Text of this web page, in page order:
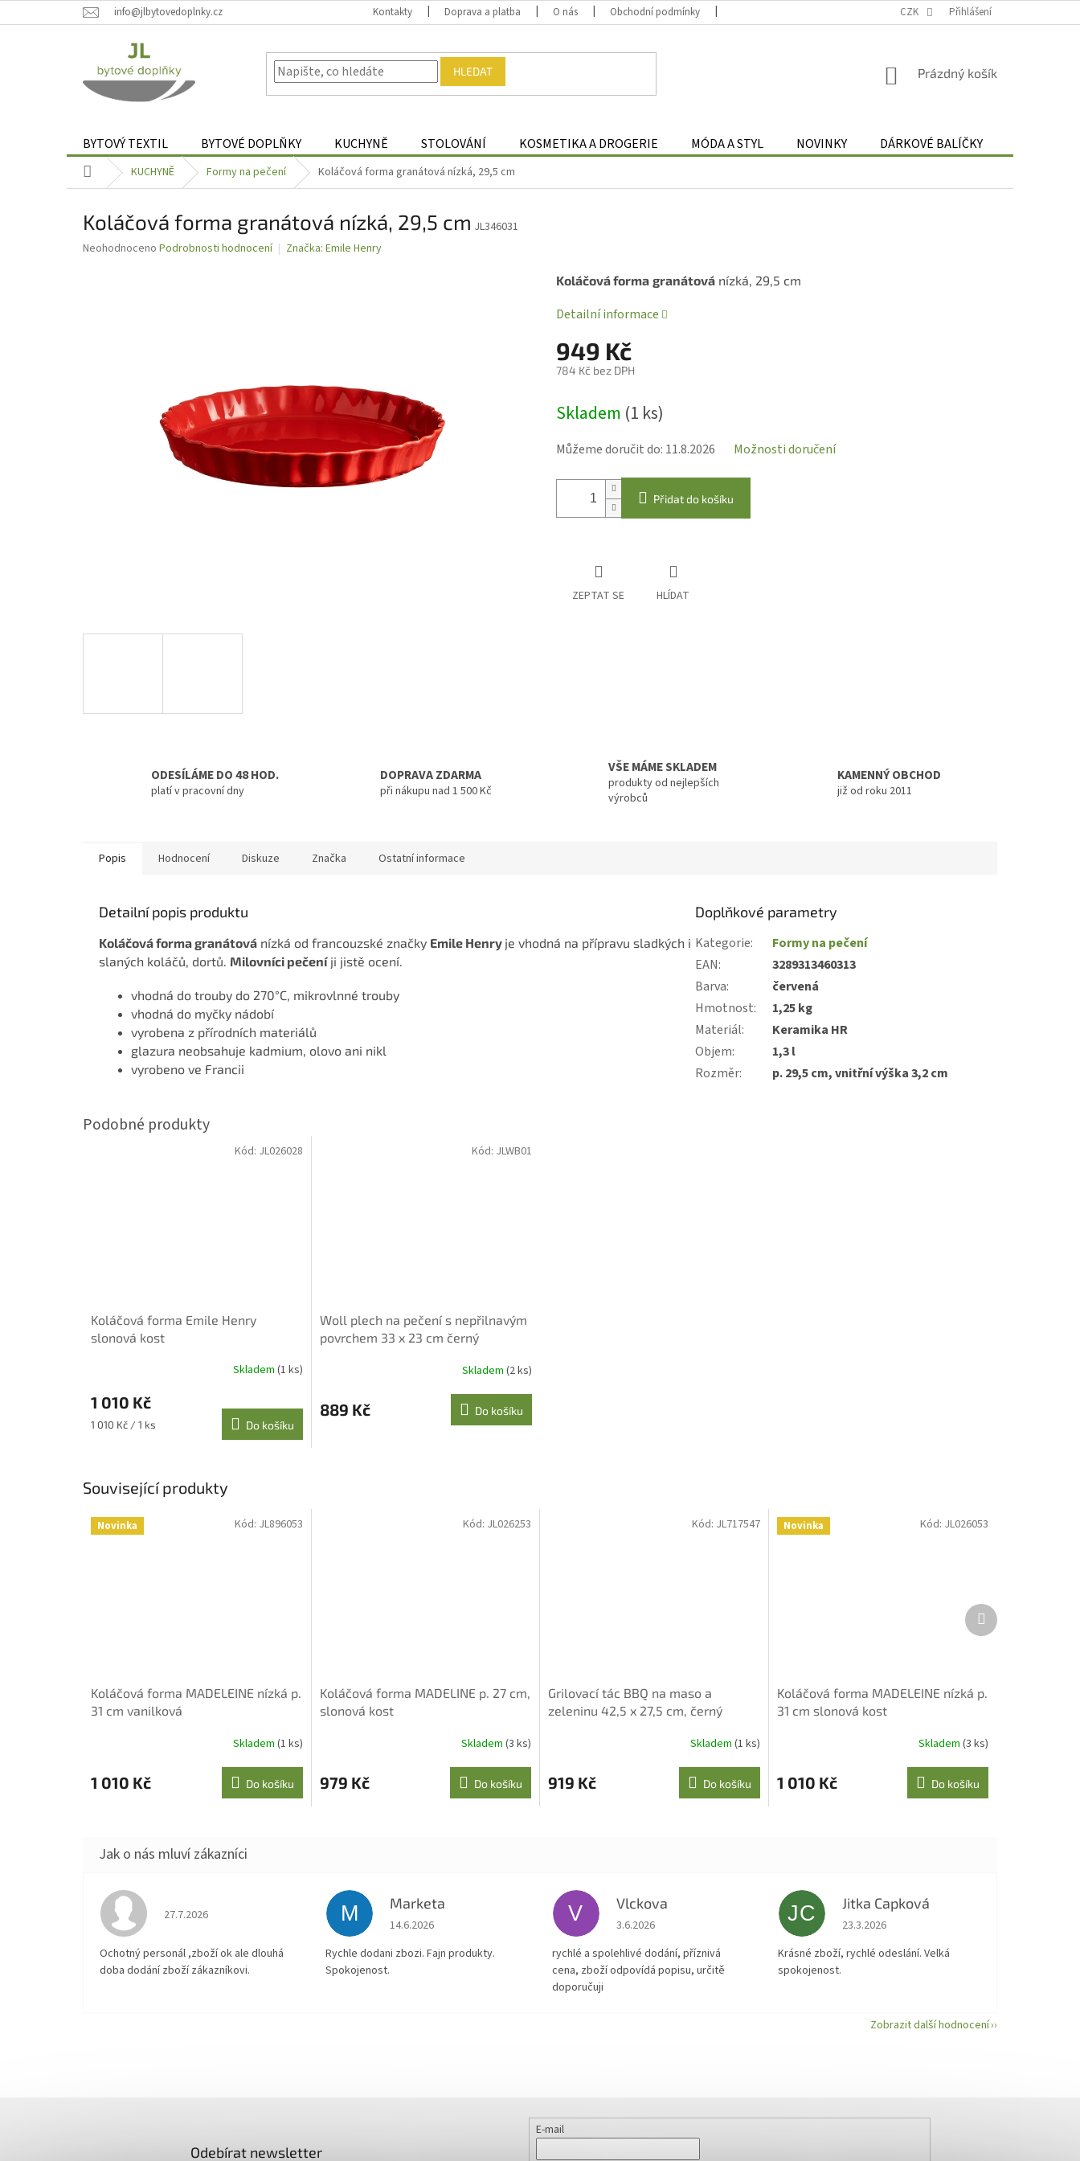
na
info@jlbytovedoplnky.cz Kontakty Doprava a platba O nás Obchodní podmínky Odstoupení od smlouvy
CZK Přihlášení
HLEDAT
NÁKUPNÍ
Prázdný košík
BYTOVÝ TEXTIL BYTOVÉ DOPLŇKY KUCHYNĚ STOLOVÁNÍ KOSMETIKA A DROGERIE MÓDA A STYL NOVINKY DÁRKOVÉ BALÍČKY
Domů KUCHYNĚ Formy na pečení Koláčová forma granátová nízká, 29,5 cm
Koláčová forma granátová nízká, 29,5 cm JL346031
Průměrné
Neohodnoceno Podrobnosti hodnocení Značka: Emile Henry
949 Kč
784 Kč bez DPH
cena:
Skladem (1 ks)
Můžeme doručit do: 11.8.2026 Možnosti doručení
Přidat do košíku
Koláčová forma granátová nízká, 29,5 cm
Detailní informace
ZEPTAT SE HLÍDAT
ODESÍLÁME DO 48 HOD.
platí v pracovní dny
DOPRAVA ZDARMA
při nákupu nad 1 500 Kč
VŠE MÁME SKLADEM
produkty od nejlepších
výrobců
KAMENNÝ OBCHOD
již od roku 2011
Popis Hodnocení Diskuze Značka Ostatní informace
Detailní popis produktu
Koláčová forma granátová nízká od francouzské značky Emile Henry je vhodná na přípravu sladkých i
slaných koláčů, dortů. Milovníci pečeníji jistě ocení.
vhodná do trouby do 270°C, mikrovlnné trouby
vhodná do myčky nádobí
vyrobena z přírodních materiálů
glazura neobsahuje kadmium, olovo ani nikl
vyrobeno ve Francii
Doplňkové parametry
Kategorie:
Formy na pečení
EAN:
3289313460313
Barva:
červená
Hmotnost:
1,25 kg
Materiál:
Keramika HR
Objem:
1,3 l
Rozměr: p. 29,5 cm, vnitřní výška 3,2 cm
Koláčová forma Emile Henry
slonová kost
Skladem (1 ks)
1 010 Kč
Měrná
1 010 Kč / 1 ks Do košíku
Kód: JL026028
Woll plech na pečení s nepřilnavým
povrchem 33 x 23 cm černý
Skladem (2 ks)
889 Kč Do košíku
Kód: JLWB01
Související produkty
Novinka
Koláčová forma MADELEINE nízká p.
31 cm vanilková
Skladem (1 ks)
1 010 Kč Do košíku
Kód: JL896053
Koláčová forma MADELINE p. 27 cm,
slonová kost
Skladem (3 ks)
979 Kč Do košíku
Kód: JL026253
Grilovací tác BBQ na maso a
zeleninu 42,5 x 27,5 cm, černý
Skladem (1 ks)
919 Kč Do košíku
Kód: JL717547 Novinka
Koláčová forma MADELEINE nízká p.
31 cm slonová kost
Skladem (3 ks)
1 010 Kč Do košíku
Kód: JL026053
Další
produkt
Hodnocení obchodu je 4 z 5 hvězdiček.
27.7.2026
Ochotný personál ,zboží ok ale dlouhá
doba dodání zboží zákazníkovi.
M Marketa
Hodnocení obchodu je 5 z 5 hvězdiček.
14.6.2026
Rychle dodani zbozi. Fajn produkty.
Spokojenost.
V Vlckova
Hodnocení obchodu je 5 z 5 hvězdiček.
3.6.2026
rychlé a spolehlivé dodání, příznivá
cena, zboží odpovídá popisu, určitě
doporučuji
JC Jitka Capková
Hodnocení obchodu je 5 z 5 hvězdiček.
23.3.2026
Krásné zboží, rychlé odeslání. Velká
spokojenost.
Zobrazit další hodnocení
Odebírat newsletter
E-mail